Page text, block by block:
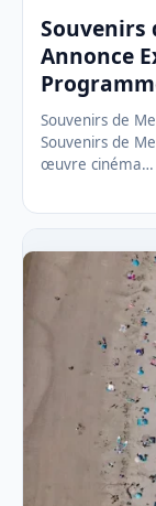
Souvenirs
Annonce
Souvenirs de
Souvenirs de
œuvre cinéma…